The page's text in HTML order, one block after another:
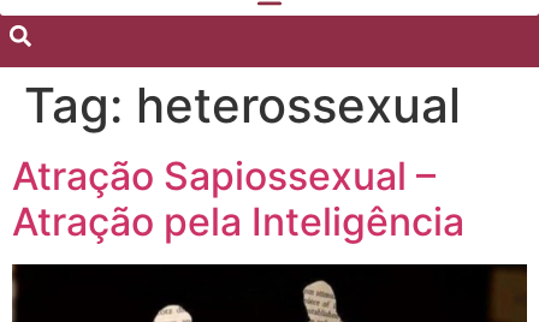
Tag: heterossexual
Atração Sapiossexual –
Atração pela Inteligência